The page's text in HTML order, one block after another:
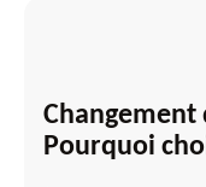
Pourquoi